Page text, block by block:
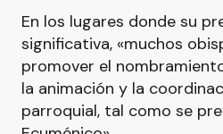
En los lugares donde su
significativa, «muchos
promover el
la animación y la
parroquial, tal como se